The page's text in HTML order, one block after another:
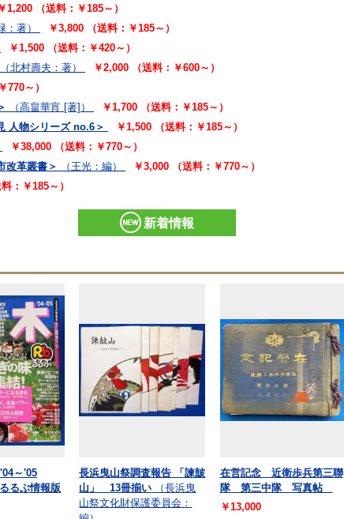
￥1,200 （送料：￥185～）
：著）
￥3,800 （送料：￥185～）
￥1,500 （送料：￥420～）
（北村壽夫：著）
￥2,000 （送料：￥600～）
770～）
（高畠華宵 [著]）
￥1,700 （送料：￥185～）
人物シリーズ no.6＞
￥1,500 （送料：￥185～）
￥38,000 （送料：￥770～）
革叢書＞
（王光：編）
￥3,000 （送料：￥770～）
：￥185～）
新着情報
～'05
るぶ情報版
長浜曳山祭調査報告 「諫皷
山」 13冊揃い
（長浜曳
山祭文化財保護委員会：
在営記念 近衛歩兵第三聯
隊 第三中隊 写真帖
￥13,000